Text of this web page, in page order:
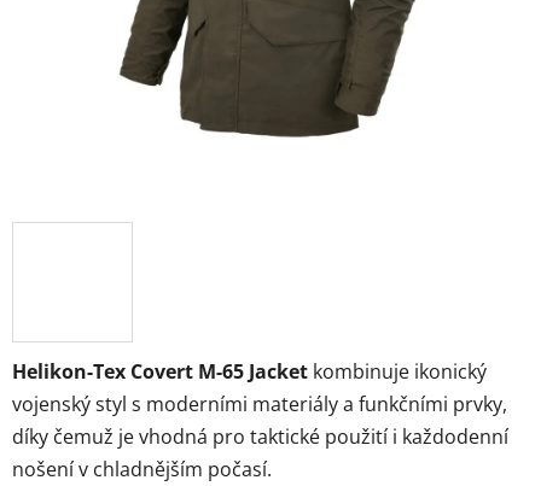
Helikon-Tex Covert M-65 Jacket kombinuje ikonický
vojenský styl s moderními materiály a funkčními prvky,
díky čemuž je vhodná pro taktické použití i každodenní
nošení v chladnějším počasí.